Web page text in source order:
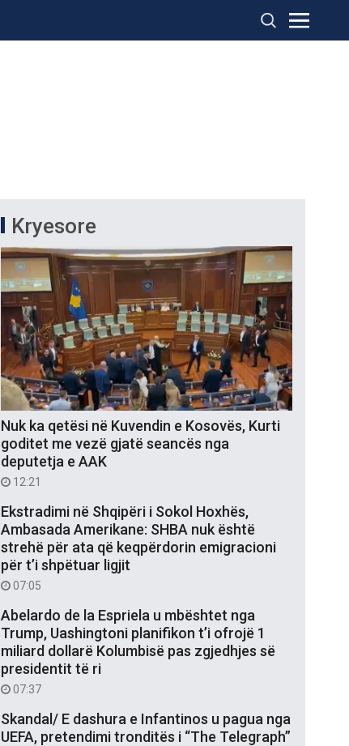
Kryesore
Nuk ka qetësi në Kuvendin e Kosovës, Kurti
goditet me vezë gjatë seancës nga
deputetja e AAK
12:21
Ekstradimi në Shqipëri i Sokol Hoxhës,
Ambasada Amerikane: SHBA nuk është
strehë për ata që keqpërdorin emigracioni
për t’i shpëtuar ligjit
07:05
Abelardo de la Espriela u mbështet nga
Trump, Uashingtoni planifikon t’i ofrojë 1
miliard dollarë Kolumbisë pas zgjedhjes së
presidentit të ri
07:37
Skandal/ E dashura e Infantinos u pagua nga
UEFA, pretendimi tronditës i “The Telegraph”